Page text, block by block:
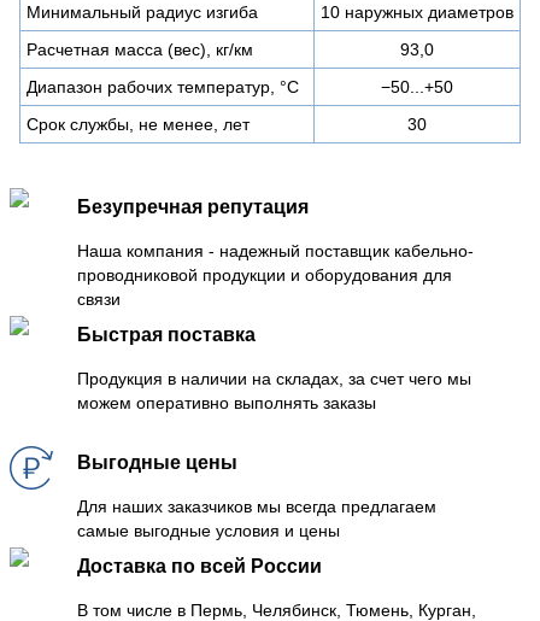
Минимальный радиус изгиба
10 наружных диаметров
Расчетная масса (вес), кг/км
93,0
Диапазон рабочих температур, °C
−50...+50
Срок службы, не менее, лет
30
Безупречная репутация
Наша компания - надежный поставщик кабельно-
проводниковой продукции и оборудования для
связи
Быстрая поставка
Продукция в наличии на складах, за счет чего мы
можем оперативно выполнять заказы
Выгодные цены
Для наших заказчиков мы всегда предлагаем
самые выгодные условия и цены
Доставка по всей России
В том числе в Пермь, Челябинск, Тюмень, Курган,